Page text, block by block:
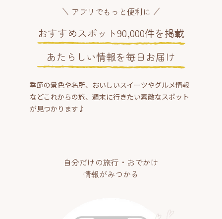
アプリでもっと便利に
おすすめスポット90,000件を掲載
あたらしい情報を毎日お届け
季節の景色や名所、おいしいスイーツやグルメ情報
などこれからの旅、週末に行きたい素敵なスポット
が見つかります♪
自分だけの旅行・おでかけ
情報がみつかる